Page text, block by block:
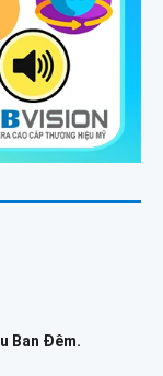
Ban Ðêm.